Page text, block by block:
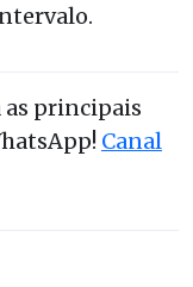
as principais
Canal